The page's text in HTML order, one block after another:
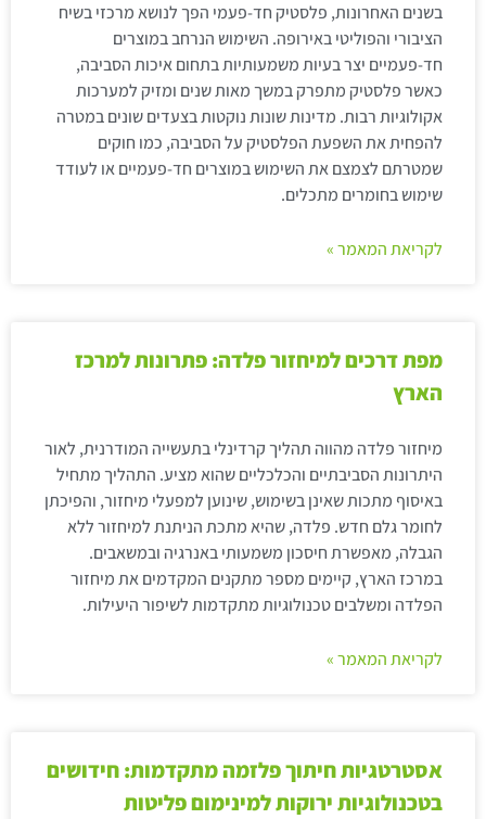
בשנים האחרונות, פלסטיק חד-פעמי הפך לנושא מרכזי בשיח
הציבורי והפוליטי באירופה. השימוש הנרחב במוצרים
חד-פעמיים יצר בעיות משמעותיות בתחום איכות הסביבה,
כאשר פלסטיק מתפרק במשך מאות שנים ומזיק למערכות
אקולוגיות רבות. מדינות שונות נוקטות בצעדים שונים במטרה
להפחית את השפעת הפלסטיק על הסביבה, כמו חוקים
שמטרתם לצמצם את השימוש במוצרים חד-פעמיים או לעודד
שימוש בחומרים מתכלים.
לקריאת המאמר »
מפת דרכים למיחזור פלדה: פתרונות למרכז
הארץ
מיחזור פלדה מהווה תהליך קרדינלי בתעשייה המודרנית, לאור
היתרונות הסביבתיים והכלכליים שהוא מציע. התהליך מתחיל
באיסוף מתכות שאינן בשימוש, שינוען למפעלי מיחזור, והפיכתן
לחומר גלם חדש. פלדה, שהיא מתכת הניתנת למיחזור ללא
הגבלה, מאפשרת חיסכון משמעותי באנרגיה ובמשאבים.
במרכז הארץ, קיימים מספר מתקנים המקדמים את מיחזור
הפלדה ומשלבים טכנולוגיות מתקדמות לשיפור היעילות.
לקריאת המאמר »
אסטרטגיות חיתוך פלזמה מתקדמות: חידושים
בטכנולוגיות ירוקות למינימום פליטות